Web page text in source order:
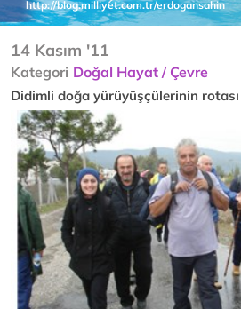
http://blog.milliyet.com.tr/erdogansahin
14 Kasım '11
Kategori Doğal Hayat / Çevre
Didimli doğa yürüyüşçülerinin